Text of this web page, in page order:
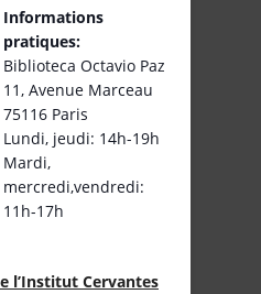
Informations
pratiques:
Biblioteca Octavio Paz
11, Avenue Marceau
75116 Paris
Lundi, jeudi: 14h-19h
Mardi,
mercredi,vendredi:
11h-17h
l’Institut Cervantes